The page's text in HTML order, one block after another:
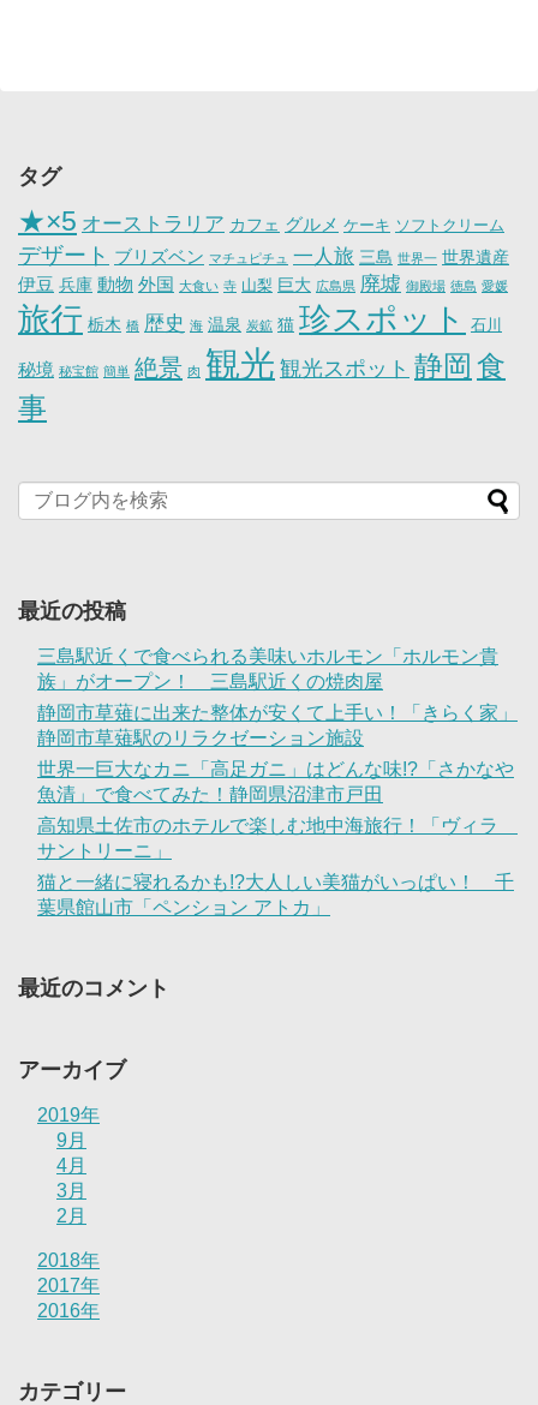
タグ
★×5 オーストラリア カフェ グルメ ケーキ ソフトクリーム
デザート ブリズベン マチュピチュ 一人旅 三島 世界一 世界遺産
伊豆 兵庫 動物 外国 大食い 寺 山梨 巨大 広島県 廃墟 御殿場 徳島 愛媛
旅行 栃木 橋 歴史 海 温泉 炭鉱 猫 珍スポット 石川
秘境 秘宝館 簡単 絶景 肉 観光 観光スポット 静岡 食
事
最近の投稿
三島駅近くで食べられる美味いホルモン「ホルモン貴
族」がオープン！ 三島駅近くの焼肉屋
静岡市草薙に出来た整体が安くて上手い！「きらく家」
静岡市草薙駅のリラクゼーション施設
世界一巨大なカニ「高足ガニ」はどんな味!?「さかなや
魚清」で食べてみた！静岡県沼津市戸田
高知県土佐市のホテルで楽しむ地中海旅行！「ヴィラ
サントリーニ」
猫と一緒に寝れるかも!?大人しい美猫がいっぱい！ 千
葉県館山市「ペンション アトカ」
最近のコメント
アーカイブ
2019年
9月
4月
3月
2月
2018年
2017年
2016年
カテゴリー